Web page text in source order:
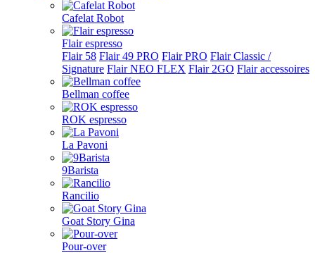
Cafelat Robot
Flair espresso
Flair 58 Flair 49 PRO Flair PRO Flair Classic /
Signature Flair NEO FLEX Flair 2GO Flair accessoires
Bellman coffee
ROK espresso
La Pavoni
9Barista
Rancilio
Goat Story Gina
Pour-over